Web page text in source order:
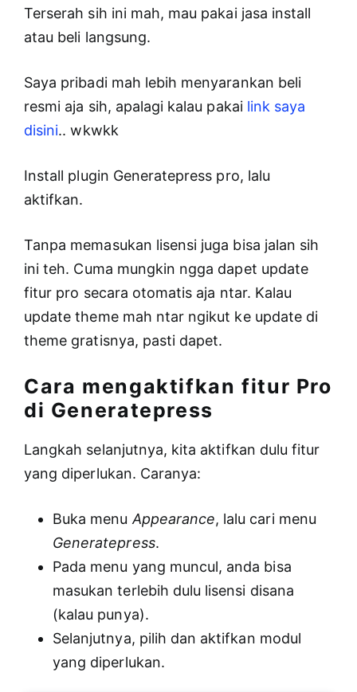
Terserah sih ini mah, mau pakai jasa install
atau beli langsung.
Saya pribadi mah lebih menyarankan beli
resmi aja sih, apalagi kalau pakai link saya
disini.. wkwkk
Install plugin Generatepress pro, lalu
aktifkan.
Tanpa memasukan lisensi juga bisa jalan sih
ini teh. Cuma mungkin ngga dapet update
fitur pro secara otomatis aja ntar. Kalau
update theme mah ntar ngikut ke update di
theme gratisnya, pasti dapet.
Cara mengaktifkan fitur Pro
di Generatepress
Langkah selanjutnya, kita aktifkan dulu fitur
yang diperlukan. Caranya:
Buka menuAppearance, lalu cari menu
Generatepress.
Pada menu yang muncul, anda bisa
masukan terlebih dulu lisensi disana
(kalau punya).
Selanjutnya, pilih dan aktifkan modul
yang diperlukan.